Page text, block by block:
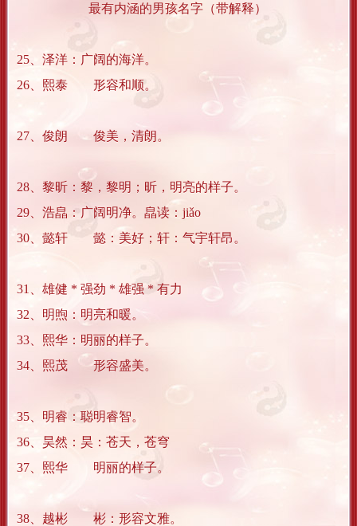
最有内涵的男孩名字（带解释）
25、泽洋：广阔的海洋。
26、熙泰 形容和顺。
27、俊朗 俊美，清朗。
28、黎昕：黎，黎明；昕，明亮的样子。
29、浩皛：广阔明净。皛读：jiǎo
30、懿轩 懿：美好；轩：气宇轩昂。
31、雄健 * 强劲 * 雄强 * 有力
32、明煦：明亮和暖。
33、熙华：明丽的样子。
34、熙茂 形容盛美。
35、明睿：聪明睿智。
36、昊然：昊：苍天，苍穹
37、熙华 明丽的样子。
38、越彬 彬：形容文雅。